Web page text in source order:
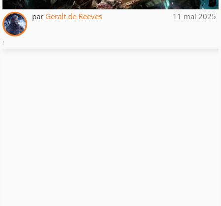
par Geralt de Reeves 11 mai 2025
.